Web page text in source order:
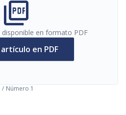
picture_as_pdf
en formato PDF
en PDF
/ Número 1